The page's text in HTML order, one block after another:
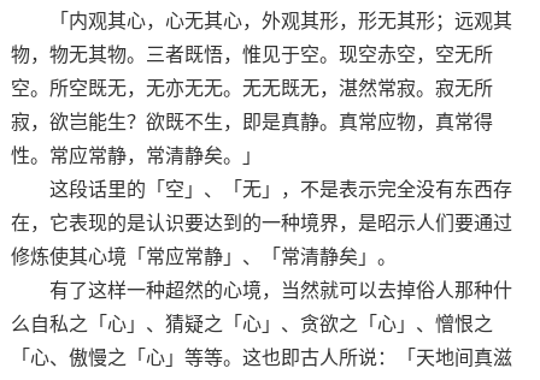
「内观其心，心无其心，外观其形，形无其形；远观其
物，物无其物。三者既悟，惟见于空。现空赤空，空无所
空。所空既无，无亦无无。无无既无，湛然常寂。寂无所
寂，欲岂能生？欲既不生，即是真静。真常应物，真常得
性。常应常静，常清静矣。」
这段话里的「空」、「无」，不是表示完全没有东西存
在，它表现的是认识要达到的一种境界，是昭示人们要通过
修炼使其心境「常应常静」、「常清静矣」。
有了这样一种超然的心境，当然就可以去掉俗人那种什
么自私之「心」、猜疑之「心」、贪欲之「心」、憎恨之
「心、傲慢之「心」等等。这也即古人所说：「天地间真滋